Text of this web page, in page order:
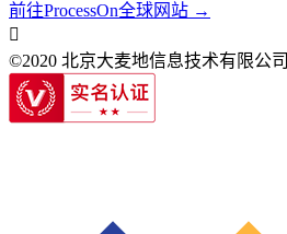
前往ProcessOn全球网站 →

©2020 北京大麦地信息技术有限公司